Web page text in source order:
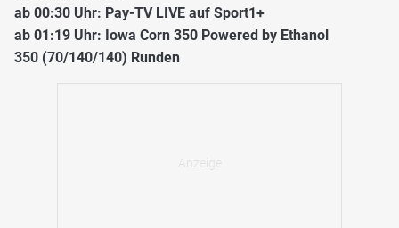
ab 00:30 Uhr: Pay-TV LIVE auf Sport1+
ab 01:19 Uhr: Iowa Corn 350 Powered by Ethanol
350 (70/140/140) Runden